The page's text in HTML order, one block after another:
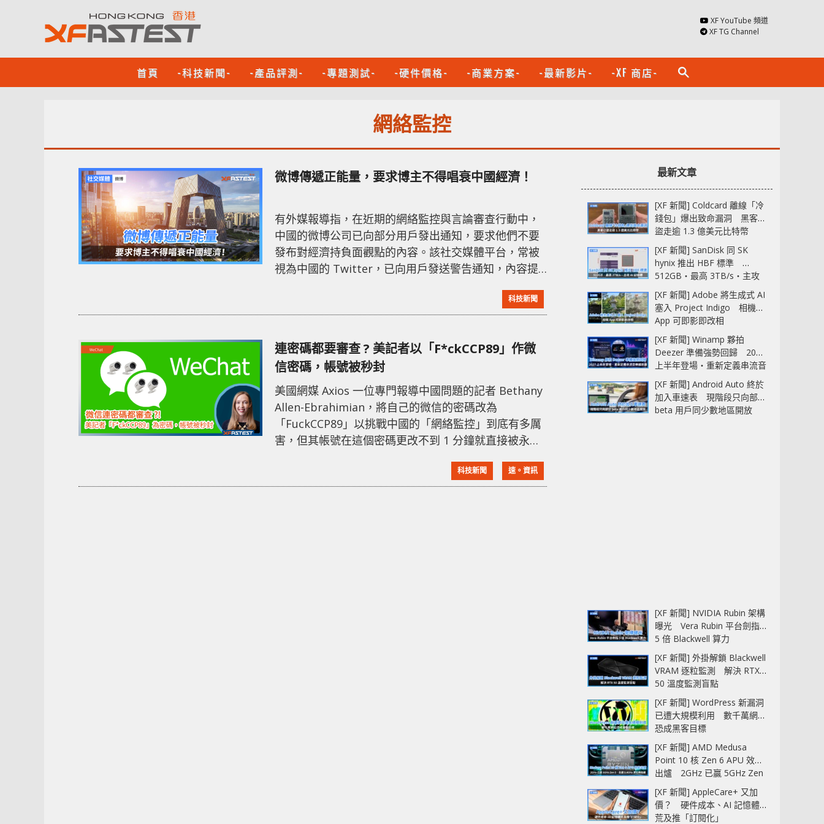
XF YouTube 頻道
XF TG Channel
首頁 -科技新聞- -產品評測- -專題測試- -硬件價格- -商業方案- -最新影片- -XF 商店- search
網絡監控
微博傳遞正能量，要求博主不得唱衰中國經濟！
有外媒報導指，在近期的網絡監控與言論審查行動中，
中國的微博公司已向部分用戶發出通知，要求他們不要
發布對經濟持負面觀點的內容。該社交媒體平台，常被
視為中國的 Twitter，已向用戶發送警告通知，內容提
在線流傳的一份備忘錄以及一位接受者向彭博新聞確認
的信息。 微博的這一舉措，凸顯了對於國內增長停滯的
對經濟言論的約束再次證明了這一點。微博未對此事發
表正式聲明，但是該平台的這一行動已經引起了社會各
界的
科技新聞
連密碼都要審查 ? 美記者以「F*ckCCP89」作微
信密碼，帳號被秒封
美國網媒 Axios 一位專門報導中國問題的記者 Bethany
Allen-Ebrahimian，將自己的微信的密碼改為
「FuckCCP89」以挑戰中國的「網絡監控」到底有多厲
害，但其帳號在這個密碼更改不到 1 分鐘就直接被永久
面，而她亦身處美國，帳號亦是以美國電話號碼登記，
所使用的為中國內地版本微信。 My WeChat &
科技新聞 速。資訊
最新文章
[XF 新聞] Coldcard 離線「冷
錢包」爆出致命漏洞 黑客已
盜走逾 1.3 億美元比特幣
[XF 新聞] SanDisk 同 SK
hynix 推出 HBF 標準
512GB‧最高 3TB/s‧主攻
AI 記憶體
[XF 新聞] Adobe 將生成式 AI
塞入 Project Indigo 相機
App 可即影即改相
[XF 新聞] Winamp 夥拍
Deezer 準備強勢回歸 2027
上半年登場‧重新定義串流音
樂播放器
[XF 新聞] Android Auto 終於
加入車速表 現階段只向部分
beta 用戶同少數地區開放
[XF 新聞] NVIDIA Rubin 架構
曝光 Vera Rubin 平台劍指
5 倍 Blackwell 算力
[XF 新聞] 外掛解鎖 Blackwell
VRAM 逐粒監測 解決 RTX
50 溫度監測盲點
[XF 新聞] WordPress 新漏洞
已遭大規模利用 數千萬網站
恐成黑客目標
[XF 新聞] AMD Medusa
Point 10 核 Zen 6 APU 效能
出爐 2GHz 已贏 5GHz Zen
5‧全速 5.4GHz 更拉開距離
[XF 新聞] AppleCare+ 又加
價？ 硬件成本、AI 記憶體
荒及推「訂閱化」